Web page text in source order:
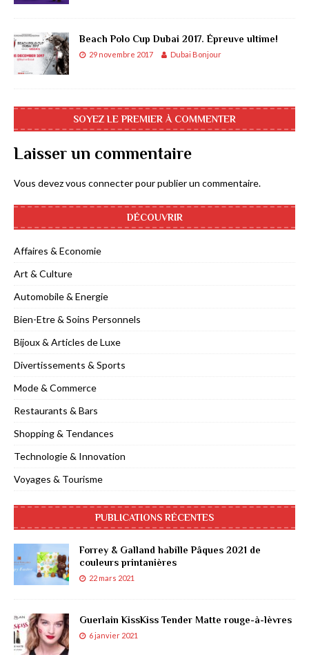
Beach Polo Cup Dubai 2017. Épreuve ultime!
29 novembre 2017 Dubai Bonjour
SOYEZ LE PREMIER À COMMENTER
Laisser un commentaire
Vous devezvous connecterpour publier un commentaire.
DÉCOUVRIR
Affaires & Economie
Art & Culture
Automobile & Energie
Bien-Etre & Soins Personnels
Bijoux & Articles de Luxe
Divertissements & Sports
Mode & Commerce
Restaurants & Bars
Shopping & Tendances
Technologie & Innovation
Voyages & Tourisme
PUBLICATIONS RÉCENTES
Forrey & Galland habille Pâques 2021 de
couleurs printanières
22 mars 2021
Guerlain KissKiss Tender Matte rouge-à-lèvres
6 janvier 2021